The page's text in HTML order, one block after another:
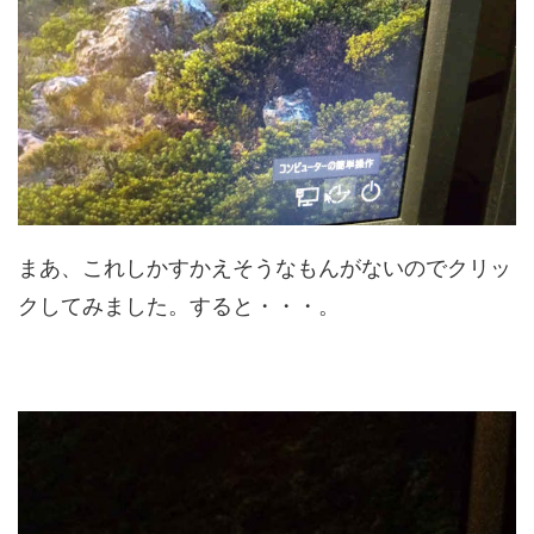
まあ、これしかすかえそうなもんがないのでクリッ
クしてみました。すると・・・。